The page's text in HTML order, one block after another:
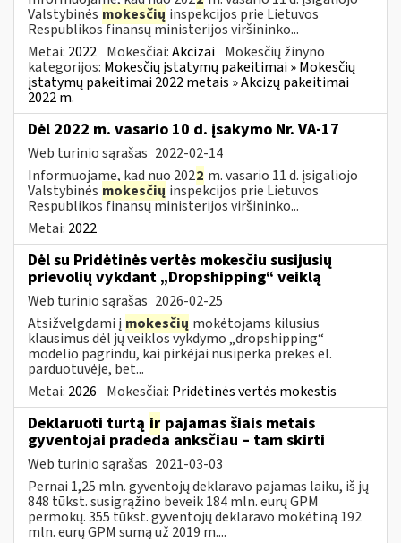
Valstybinės mokesčių inspekcijos prie Lietuvos
Respublikos finansų ministerijos viršininko...
Metai: 2022 Mokesčiai:Akcizai Mokesčių žinyno
kategorijos: Mokesčių įstatymų pakeitimai » Mokesčių
įstatymų pakeitimai 2022 metais » Akcizų pakeitimai
2022 m.
Dėl 2022 m. vasario 10 d. įsakymo Nr. VA-17
Web turinio sąrašas 2022-02-14
Informuojame, kad nuo 2022 m. vasario 11 d. įsigaliojo
Valstybinės mokesčių inspekcijos prie Lietuvos
Respublikos finansų ministerijos viršininko...
Metai: 2022
Dėl su Pridėtinės vertės mokesčiu susijusių
prievolių vykdant „Dropshipping“ veiklą
Web turinio sąrašas 2026-02-25
Atsižvelgdami į mokesčių mokėtojams kilusius
klausimus dėl jų veiklos vykdymo „dropshipping“
modelio pagrindu, kai pirkėjai nusiperka prekes el.
parduotuvėje, bet...
Metai: 2026 Mokesčiai: Pridėtinės vertės mokestis
Deklaruoti turtą ir pajamas šiais metais
gyventojai pradeda anksčiau – tam skirti
Web turinio sąrašas 2021-03-03
Pernai 1,25 mln. gyventojų deklaravo pajamas laiku, iš jų
848 tūkst. susigrąžino beveik 184 mln. eurų GPM
permokų. 355 tūkst. gyventojų deklaravo mokėtiną 192
mln. eurų GPM sumą už 2019 m....